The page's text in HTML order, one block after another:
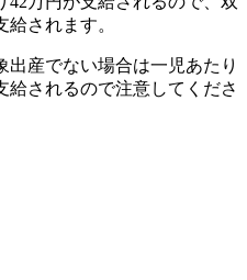
されます。
産でない場合は一児あたり
給されるので注意してくださ